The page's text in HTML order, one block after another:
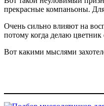
прекрасные компаньоны.
Очень сильно влияют на
потому когда делаю
Вот какими мыслями